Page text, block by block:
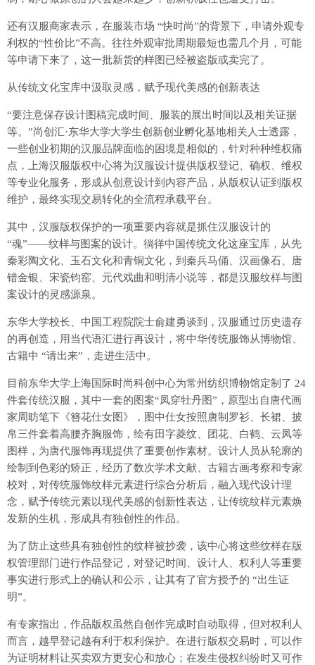
还有汉服商家表示，在服装市场 “快时尚”的背景下，申请外观专
利权的“性价比”不高。往往外观审批周期最短也需几个月，可能
等申请下来了，这一批新货的样图已经被盗版或卖完了。
从传统文化宝库中汲取灵感，赋予现代美感的创新表达
“要注意保存设计图稿完成时间、服装的展出时间以及相关证据
等。”尚创汇·东华大学大学生创新创业孵化基地相关人士透露，
一些创业初期的汉服品牌面临的困境是相似的，针对种种维权痛
点，上海汉服版权中心将为汉服设计提供版权登记、确权、维权
等专业化服务，形成从创意设计到内容产品，从版权认证到版权
维护，最终实现交易转化的全流程承载平台。
其中，汉服版权保护的一项重要内容就是抓住汉服设计的
“魂”——纹样与图案的设计。徜徉中国传统文化这座宝库，从先
秦彩陶文化、玉石文化和青铜文化，到秦兵马俑、汉画像石、唐
错金银、宋瓷钧窑、元代戏曲和明清小说等，都是汉服纹样与图
案设计的灵感源泉。
东华大学校长、中国工程院院士俞建勇谈到，汉服通过历史遗存
的再创造，用当代语汇进行再设计，将中华传统服饰从博物馆、
古籍中 “请出来”，走进生活中。
目前东华大学上海国际时尚科创中心为常州纺织博物馆定制了 24
件套传统汉服，其中一套的图案“凤穿牡丹图”，原型出自唐代画
家周昉笔下《簪花仕女图》，图中仕女按照唐制罗衫、长裙、披
帛三件套着高腰齐胸服饰，绘有田字菱纹、团花、白鹤、云凤等
图样，为唐代服饰再现提供了重要创作素材。设计人员从轮廓的
绘制到色彩的矫正，经历了数次学术文献、古籍古画考察和专家
校对，对传统服饰纹样元素进行综合分析后，融入现代设计理
念，赋予传统元素以现代美感的创新性表达，让传统纹样元素焕
发新的生机，形成具有独创性的作品。
为了防止这些具有独创性的纹样被抄袭，该中心将这些纹样在版
权管理部门进行作品登记，对登记时间、设计人、权利人等重要
事实进行形式上的确认和公示，让其有了官方授予的 “出生证
明”。
有专家指出，作品版权虽然自创作完成时自动取得，但对权利人
而言，越早登记越有利于权利保护。在进行版权交易时，可以作
为证明材料让买卖双方更安心和放心；在发生侵权纠纷时又可作